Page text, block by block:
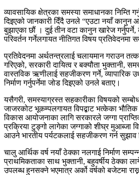
व्यावसायिक क्षेत्रका समस्या समाधानका निम्ति
दिइएको जानकारी दिँदै उनले “एउटा नयाँ कानुन
बुझाएका छौं । दुई तीन वटा कानुन खारेज
परिवर्तन गर्नेलगायत नीतिगत विषय
प्रतिवेदनमा अर्थतन्त्रलाई चलायमान गराउन
गरिएको, सरकारी दायित्व र बक्यौता भुक्तानी,
वास्तविक ऋणीलाई सहजीकरण गर्ने, व्यापारिक
निर्माण गर्नुपर्नेमा जोड दिइएको उनले बताए।
यसैगरी, समस्याग्रस्त सहकारीका विषयको
जाजरकोट भूकम्पलगायत विपद्बाट भत्केका भौतिक
विकास आयोजनाका लागि सरकारले जग्गा
प्रक्रिया टुङ्गो लागेका जग्गाको शीघ्र मुआब्जा
आउने भारतीय पर्यटकलाई सहजीकरण गर्न सुझाव
चालु आर्थिक वर्ष नयाँ ठेक्का नलगाई निर्माण
प्राथमिकताका साथ भुक्तानी, बहुवर्षीय ठेक्का
उपलब्ध हुनसक्ने भएमात्र अर्को वर्षको बजेटमा